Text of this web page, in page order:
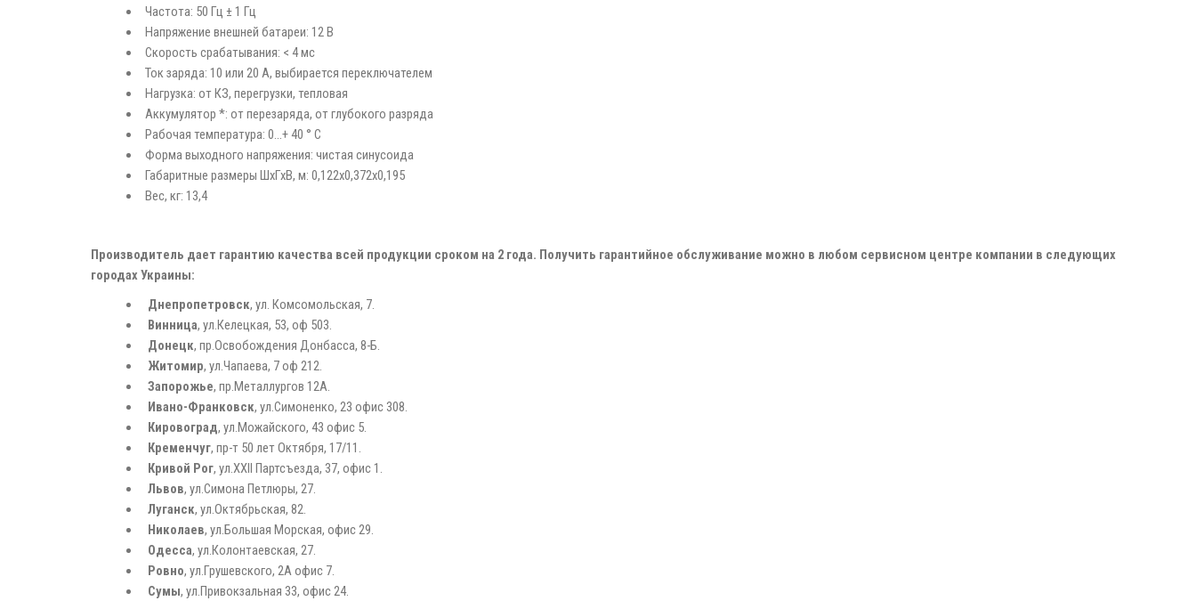
Частота: 50 Гц ± 1 Гц
Напряжение внешней батареи: 12 В
Скорость срабатывания: < 4 мс
Ток заряда: 10 или 20 А, выбирается переключателем
Нагрузка: от КЗ, перегрузки, тепловая
Аккумулятор *: от перезаряда, от глубокого разряда
Рабочая температура: 0...+ 40 ° С
Форма выходного напряжения: чистая синусоида
Габаритные размеры ШхГхВ, м: 0,122х0,372х0,195
Вес, кг: 13,4
Производитель дает гарантию качества всей продукции сроком на 2 года. Получить гарантийное обслуживание можно в любом сервисном центре компании в следующих
городах Украины:
Днепропетровск, ул. Комсомольская, 7.
Винница, ул.Келецкая, 53, оф 503.
Донецк, пр.Освобождения Донбасса, 8-Б.
Житомир, ул.Чапаева, 7 оф 212.
Запорожье, пр.Металлургов 12А.
Ивано-Франковск, ул.Симоненко, 23 офис 308.
Кировоград, ул.Можайского, 43 офис 5.
Кременчуг, пр-т 50 лет Октября, 17/11.
Кривой Рог, ул.ХХII Партсъезда, 37, офис 1.
Львов, ул.Симона Петлюры, 27.
Луганск, ул.Октябрьская, 82.
Николаев, ул.Большая Морская, офис 29.
Одесса, ул.Колонтаевская, 27.
Ровно, ул.Грушевского, 2А офис 7.
Сумы, ул.Привокзальная 33, офис 24.